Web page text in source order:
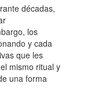
décadas,
los
y cada
que les
mismo ritual y
una forma